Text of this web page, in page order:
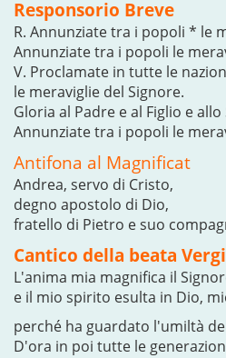
Responsorio Breve
R. Annunziate tra i popoli * le
Annunziate tra i popoli le
V. Proclamate in tutte le
le meraviglie del Signore.
Gloria al Padre e al Figlio e
Annunziate tra i popoli le
Antifona al Magnificat
Andrea, servo di Cristo,
degno apostolo di Dio,
fratello di Pietro e suo
Cantico della beata
L'anima mia magnifica il
e il mio spirito esulta in Dio,
perché ha guardato l'umiltà
D'ora in poi tutte le